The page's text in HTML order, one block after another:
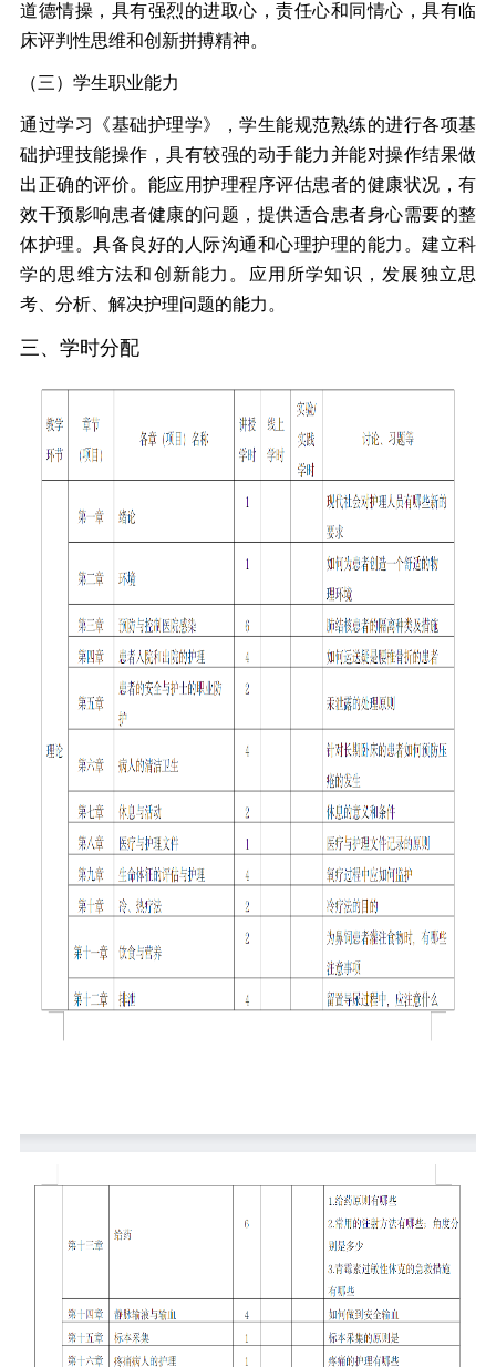
道德情操，具有强烈的进取心，责任心和同情心，具有临
床评判性思维和创新拼搏精神。
（三）学生职业能力
通过学习《基础护理学》，学生能规范熟练的进行各项基
础护理技能操作，具有较强的动手能力并能对操作结果做
出正确的评价。能应用护理程序评估患者的健康状况，有
效干预影响患者健康的问题，提供适合患者身心需要的整
体护理。具备良好的人际沟通和心理护理的能力。建立科
学的思维方法和创新能力。应用所学知识，发展独立思
考、分析、解决护理问题的能力。
三、学时分配